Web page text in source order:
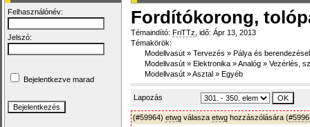
Felhasználónév:
Jelszó:
Bejelentkezve marad
Fordítókorong,
Témaindító: FriTTz , idő: Ápr 13, 2013
Témakörök:
Modellvasút » Tervezés » Pálya és
Modellvasút » Elektronika »Analóg » Vezérlés,
Modellvasút »Asztal » Egyéb
Lapozás
(#59964) etwg válasza etwg hozzászólására (